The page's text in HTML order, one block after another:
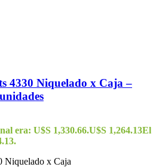
4330 Niquelado x Caja –
era: U$S 1,330.66.U$S 1,264.13El
Niquelado x Caja